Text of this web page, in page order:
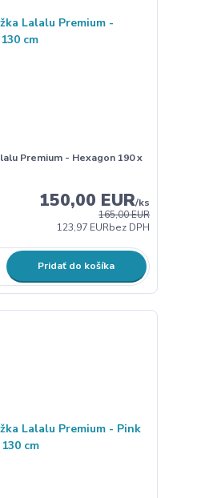
Premium - Hexagon 190 x
165,00 EUR
150,00 EUR/ks
123,97 EURbez DPH
Pridať do košíka